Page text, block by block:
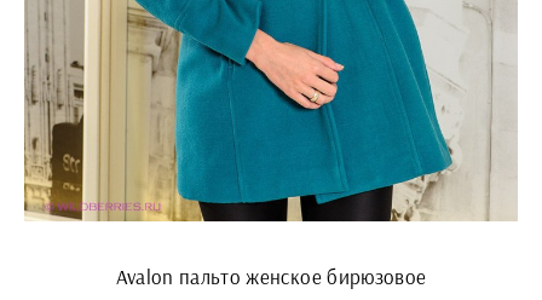
Avalon пальто женское бирюзовое